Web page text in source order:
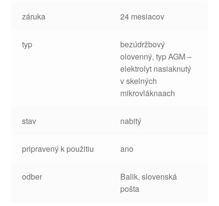
záruka 24 mesiacov
typ
bezúdržbový
olovenný, typ AGM –
elektrolyt nasiaknutý
v skelných
mikrovláknaach
stav nabitý
pripravený k použitiu ano
odber
Balik, slovenská
pošta